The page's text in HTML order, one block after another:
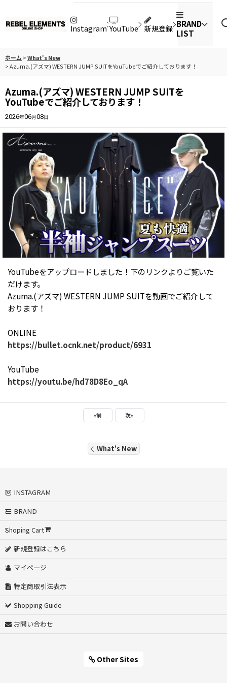
Instagram YouTube 新規登録 BRAND
LIST
ホーム >What's New
>Azuma.(アズマ) WESTERN JUMP SUITをYouTubeでご紹介しております！
Azuma.(アズマ) WESTERN JUMP SUITを
YouTubeでご紹介しております！
2026年06月08日
YouTubeをアップロードしました！下のリンクよりご覧いた
だけます。
Azuma.(アズマ) WESTERN JUMP SUITを動画でご紹介して
おります！
ONLINE
https://bullet.ocnk.net/product/6931
YouTube
https://youtu.be/hd78D8Eo_qA
«前 次»
What's New
INSTAGRAM
BRAND
Shoping Cart
新規登録はこちら
マイページ
特定商取引法表示
Shopping Guide
お問い合わせ
Other Sites